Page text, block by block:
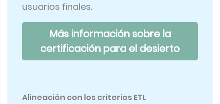
usuarios finales.
Más información sobre la
certificación para el desierto
Alineación con los criterios ETL